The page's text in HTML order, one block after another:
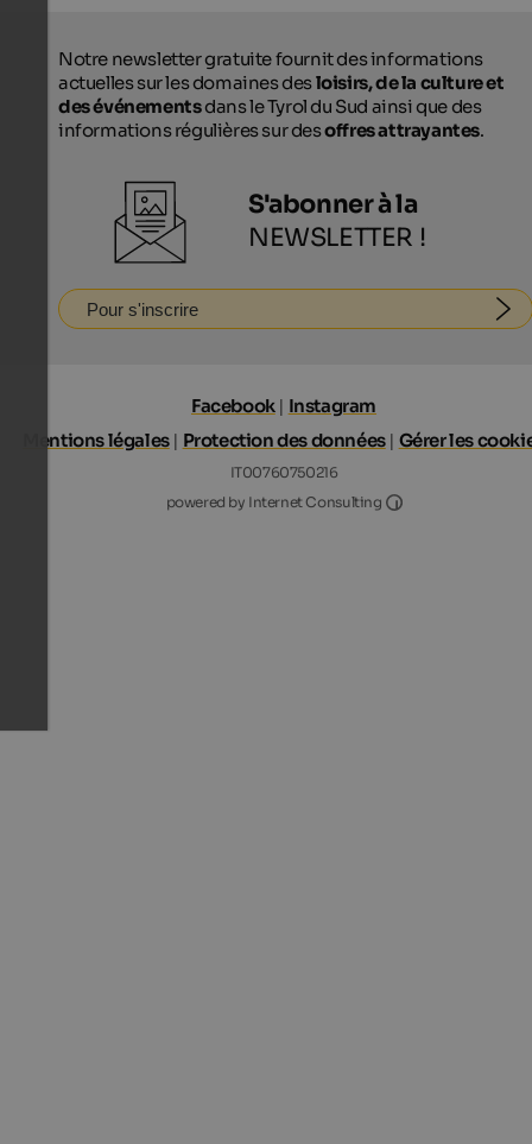
Notre newsletter gratuite fournit des informations
actuelles sur les domaines desloisirs, de la culture et
des événementsdans le Tyrol du Sud ainsi que des
informations régulières sur desoffres attrayantes.
S'abonner à la
NEWSLETTER !
Pour s'inscrire
Facebook| Instagram
Mentions légales| Protection des données| Gérer les
IT00760750216
powered by Internet Consulting
Internet